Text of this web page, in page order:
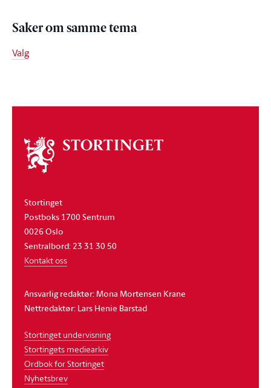
Saker om samme tema
Valg
Om
stortinget
Stortinget
Postboks 1700 Sentrum
0026 Oslo
Sentralbord: 23 31 30 50
Kontakt oss
Ansvarlig redaktør: Mona Mortensen Krane
Nettredaktør: Lars Henie Barstad
Stortinget undervisning
Stortingets mediearkiv
Ordbok for Stortinget
Nyhetsbrev